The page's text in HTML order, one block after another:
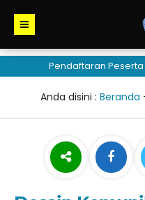
Pendaftaran Peserta
Anda disini : Beranda